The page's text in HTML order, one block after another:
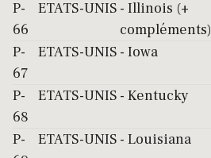
P-
66
ETATS-UNIS - Illinois (+
compléments)
P-
67
ETATS-UNIS - Iowa
P-
68
ETATS-UNIS - Kentucky
P-
ETATS-UNIS - Louisiana